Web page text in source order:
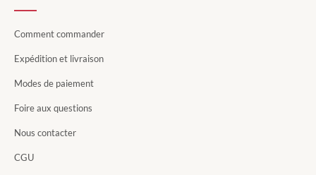
Comment commander
Expédition et livraison
Modes de paiement
Foire aux questions
Nous contacter
CGU